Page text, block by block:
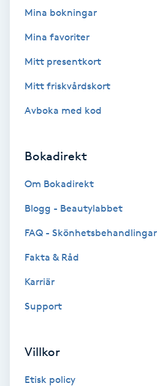
Gellack
Gellack med förstärkning
Gravidyoga
Gua Sha-massage
Hatha Yoga
Headspa
Mina bokningar
Mina favoriter
Mitt presentkort
Mitt friskvårdskort
Avboka med kod
Bokadirekt
Om Bokadirekt
Blogg - Beautylabbet
FAQ - Skönhetsbehandlingar
Fakta & Råd
Karriär
Support
Villkor
Etisk policy